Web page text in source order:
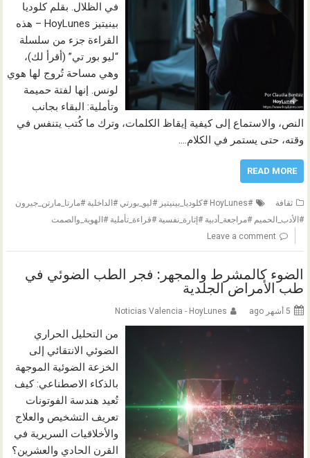
في الظلال. بقلم كلوديا
بينيتيز HoyLunes – هذه
القراءة جزء من سلسلة
“ليو بور تي” (أقرأ لك)،
وهي مساحة تُروج لها هوي
لونس. إنها لفتة حميمة
وتأملية: البقاء بجانب
النص، والاستماع إلى كيفية إيقاظ الكلمات، وترك ما كُتب يتنفس في
وقته، حتى يستمر في الكلام.…
READ MORE
ثقافة
#HoyLunes #كلوديا_بينيتيز #ليو_بورتي #الداخلية #مارتا_مارتن_جيرون
#الأدب_الحميم #مراجعة_أدبية #إثارة_نفسية #قراءة_تأملية #الهوية_والصمت
Leave a comment
الضوء كالمشرط والمجهر: فجر الطب الضوئي في
طب الأمراض الجلدية
5 أشهر ago Noticias Valencia - HoyLunes
من التحليل الحراري
الضوئي الانتقائي إلى
الخزعة الضوئية الموجهة
بالذكاء الاصطناعي: كيف
تُعيد هندسة الفوتونات
تعريف التشخيص والعلاج
والأخلاقيات السريرية في
القرن الحادي والعشرين؟